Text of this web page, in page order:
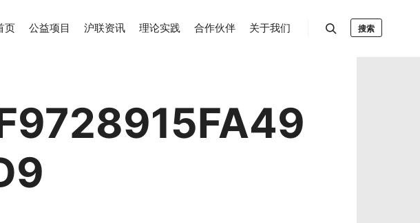
页 公益项目 沪联资讯 理论实践 合作伙伴 关于我们 搜索